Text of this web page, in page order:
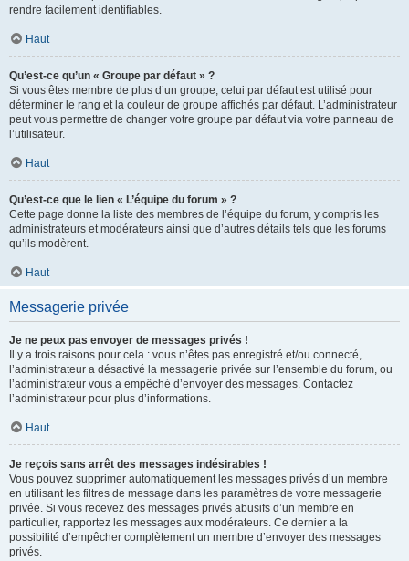
rendre facilement identifiables.
Haut
Qu’est-ce qu’un « Groupe par défaut » ?
Si vous êtes membre de plus d’un groupe, celui par défaut est utilisé pour
déterminer le rang et la couleur de groupe affichés par défaut. L’administrateur
peut vous permettre de changer votre groupe par défaut via votre panneau de
l’utilisateur.
Haut
Qu’est-ce que le lien « L’équipe du forum » ?
Cette page donne la liste des membres de l’équipe du forum, y compris les
administrateurs et modérateurs ainsi que d’autres détails tels que les forums
qu’ils modèrent.
Haut
Messagerie privée
Je ne peux pas envoyer de messages privés !
Il y a trois raisons pour cela : vous n’êtes pas enregistré et/ou connecté,
l’administrateur a désactivé la messagerie privée sur l’ensemble du forum, ou
l’administrateur vous a empêché d’envoyer des messages. Contactez
l’administrateur pour plus d’informations.
Haut
Je reçois sans arrêt des messages indésirables !
Vous pouvez supprimer automatiquement les messages privés d’un membre
en utilisant les filtres de message dans les paramètres de votre messagerie
privée. Si vous recevez des messages privés abusifs d’un membre en
particulier, rapportez les messages aux modérateurs. Ce dernier a la
possibilité d’empêcher complètement un membre d’envoyer des messages
privés.